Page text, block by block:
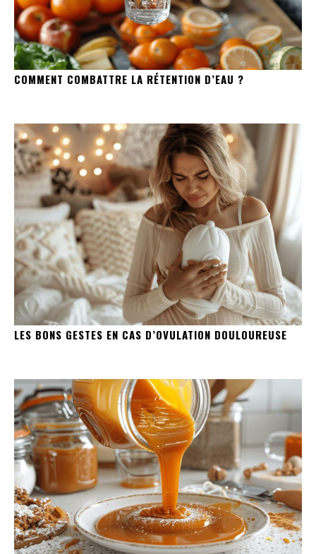
COMMENT COMBATTRE LA RÉTENTION D’EAU ?
LES BONS GESTES EN CAS D’OVULATION DOULOUREUSE